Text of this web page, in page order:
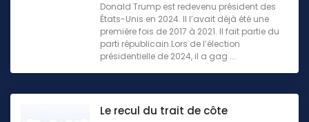
Donald Trump est redevenu président des
États-Unis en 2024. Il l’avait déjà été une
première fois de 2017 à 2021. Il fait partie du
parti républicain.Lors de l’élection
présidentielle de 2024, il a gag ...
Le recul du trait de côte